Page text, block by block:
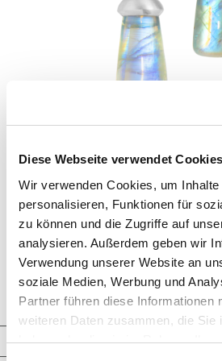
Diese Webseite verwendet Cookies
Wir verwenden Cookies, um
personalisieren, Funktionen für
zu können und die Zugriffe auf
analysieren. Außerdem geben wir
Verwendung unserer Website an
soziale Medien, Werbung und
Partner führen diese Informationen
weiteren Daten zusammen, die Sie
haben oder die sie im Rahmen
SUMMER
Ohrringe mit
Regenbogen-Mondsteinen
Kunzit und Amethyst, in
Maßanferigung, gezeigte
Schmuckkreationen